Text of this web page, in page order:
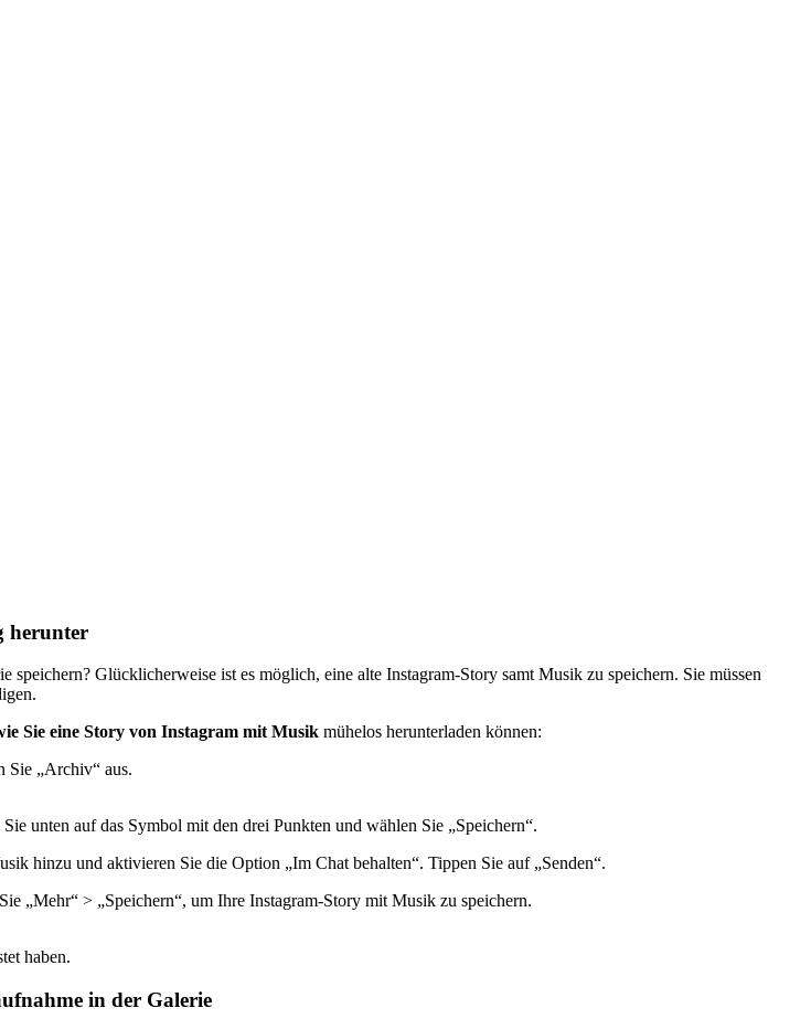
herunter
Glücklicherweise ist es möglich, eine alte Instagram-Story samt Musik zu speichern. Sie müssen
Sie eine Story von Instagram mit Musik mühelos herunterladen können:
Sie „Archiv“ aus.
unten auf das Symbol mit den drei Punkten und wählen Sie „Speichern“.
hinzu und aktivieren Sie die Option „Im Chat behalten“. Tippen Sie auf „Senden“.
„Mehr“ > „Speichern“, um Ihre Instagram-Story mit Musik zu speichern.
haben.
in der Galerie